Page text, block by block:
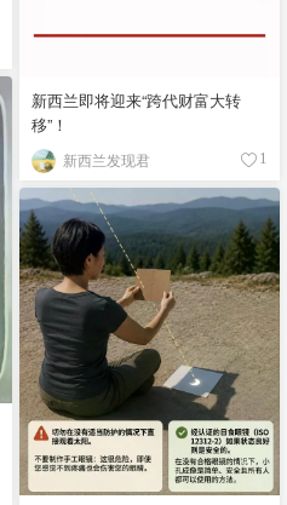
新西兰即将迎来“跨代财富大转
移”！
新西兰发现君 1